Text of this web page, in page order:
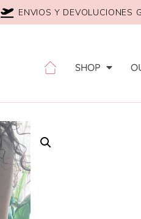
ENVIOS Y DEVOLUCIONES
SHOP